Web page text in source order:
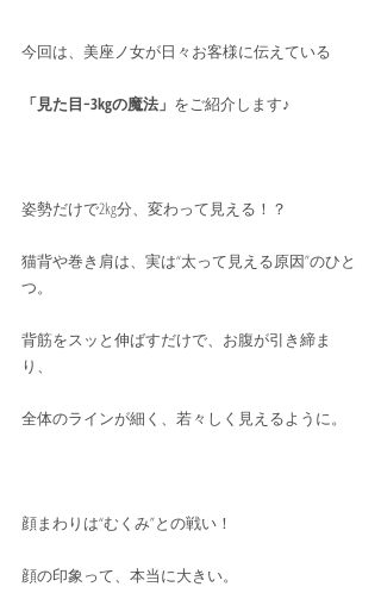
今回は、美座ノ女が日々お客様に伝えている
「見た目−3kgの魔法」 をご紹介します♪
姿勢だけで2kg分、変わって見える！？
猫背や巻き肩は、実は“太って見える原因”のひと
つ。
背筋をスッと伸ばすだけで、お腹が引き締ま
り、
全体のラインが細く、若々しく見えるように。
顔まわりは“むくみ”との戦い！
顔の印象って、本当に大きい。